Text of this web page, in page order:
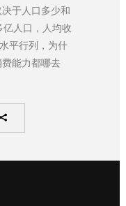
于人口多少和
人口，人均收
平行列，为什
能力都哪去